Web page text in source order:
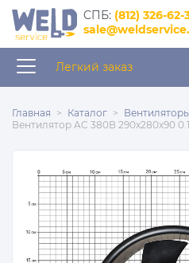
запчастей для
CПБ: (812) 326-62-
Легкий заказ
Главная Каталог
Вентилятор AC 380В 290х280х90